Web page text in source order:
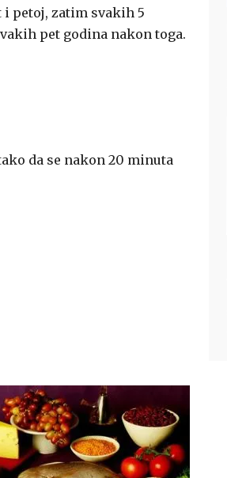
i petoj, zatim svakih 5
pet godina nakon toga.
da se nakon 20 minuta